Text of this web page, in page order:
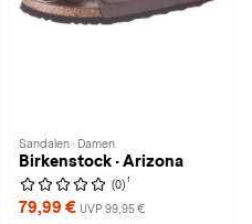
Sandalen · Damen
Birkenstock · Arizona
(0) 1
79,99 € UVP 99,95 €